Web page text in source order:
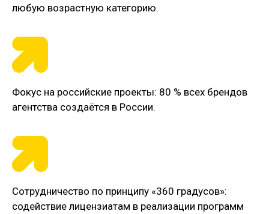
любую возрастную категорию.
Фокус на российские проекты: 80 % всех брендов
агентства создаётся в России.
Сотрудничество по принципу «360 градусов»:
содействие лицензиатам в реализации программ